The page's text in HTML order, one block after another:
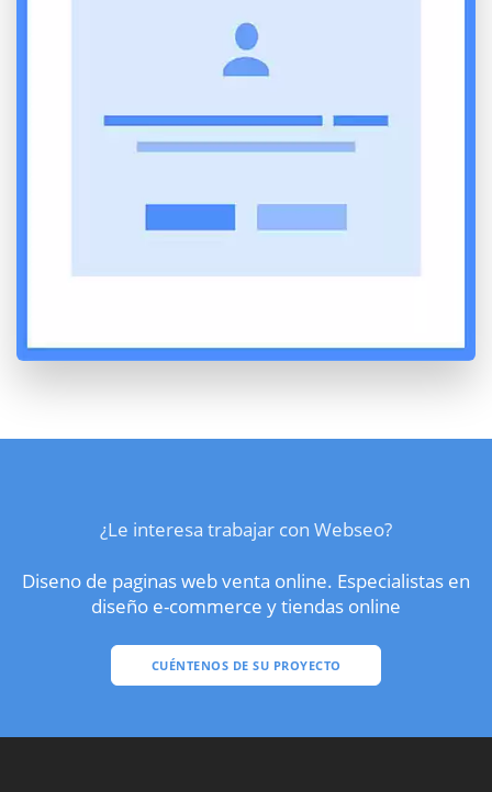
¿Le interesa trabajar con Webseo?
Diseno de paginas web venta online. Especialistas en
diseño e-commerce y tiendas online
CUÉNTENOS DE SU PROYECTO